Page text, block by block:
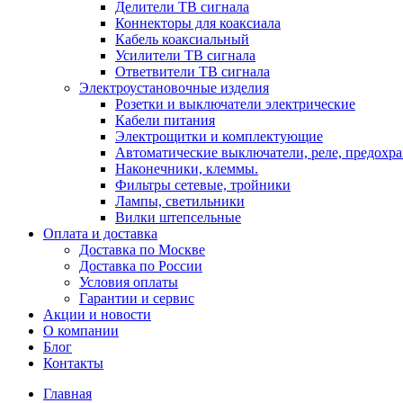
Делители ТВ сигнала
Коннекторы для коаксиала
Кабель коаксиальный
Усилители ТВ сигнала
Ответвители ТВ сигнала
Электроустановочные изделия
Розетки и выключатели электрические
Кабели питания
Электрощитки и комплектующие
Автоматические выключатели, реле,
Наконечники, клеммы.
Фильтры сетевые, тройники
Лампы, светильники
Вилки штепсельные
Оплата и доставка
Доставка по Москве
Доставка по России
Условия оплаты
Гарантии и сервис
Акции и новости
О компании
Блог
Контакты
Главная